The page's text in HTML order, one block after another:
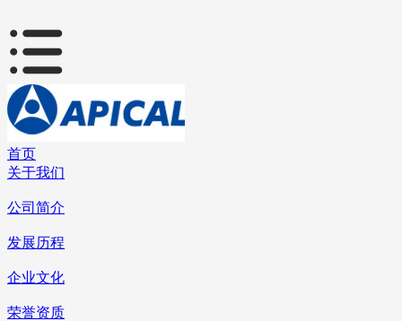
首页
关于我们
公司简介
发展历程
企业文化
荣誉资质